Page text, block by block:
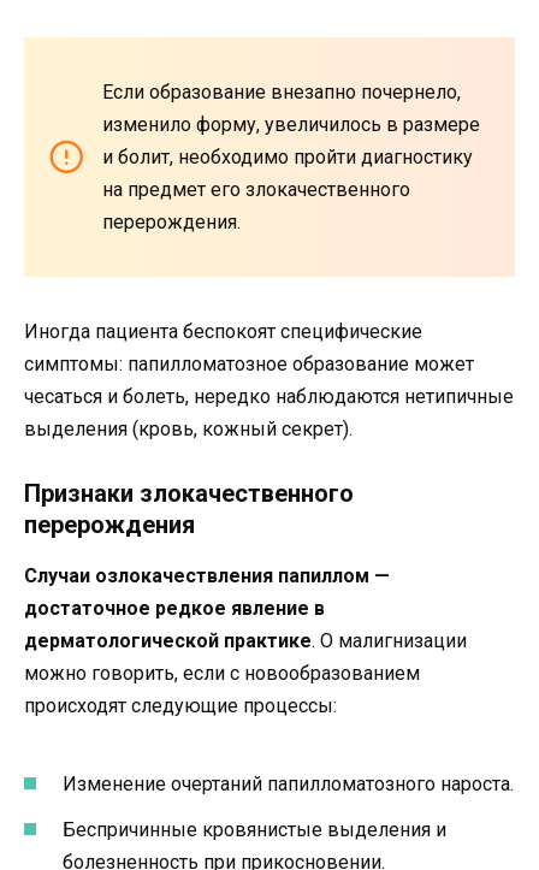
Если образование внезапно почернело,
изменило форму, увеличилось в размере
и болит, необходимо пройти диагностику
на предмет его злокачественного
перерождения.
Иногда пациента беспокоят специфические
симптомы: папилломатозное образование может
чесаться и болеть, нередко наблюдаются нетипичные
выделения (кровь, кожный секрет).
Признаки злокачественного
перерождения
Случаи озлокачествления папиллом —
достаточное редкое явление в
дерматологической практике. О малигнизации
можно говорить, если с новообразованием
происходят следующие процессы:
Изменение очертаний папилломатозного нароста.
Беспричинные кровянистые выделения и
болезненность при прикосновении.